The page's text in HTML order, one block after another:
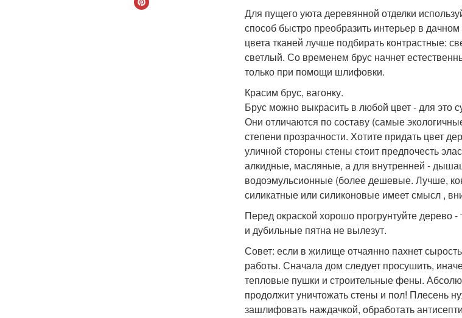
Для пущего уюта деревянной отделки
способ быстро преобразить интерьер в
цвета тканей лучше подбирать контрастные:
светлый. Со временем брус начнет
только при помощи шлифовки.
Красим брус, вагонку.
Брус можно выкрасить в любой цвет - для это
Они отличаются по составу (самые
степени прозрачности. Хотите придать цвет
уличной стороны стены стоит предпочесть
алкидные, масляные, а для внутренней -
водоэмульсионные (более дешевые. Лучше,
силикатные или силиконовые имеет смысл ,
Перед окраской хорошо прогрунтуйте дерево -
и дубильные пятна не вылезут.
Совет: если в жилище отчаянно пахнет
работы. Сначала дом следует просушить,
тепловые пушки и строительные фены.
продолжит уничтожать стены и пол! Плесень
зашлифовать наждачкой, обработать